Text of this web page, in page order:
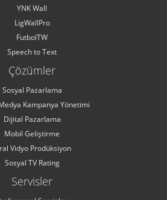
YNK Wall
LigWallPro
FutbolTW
Speech to Text
Çözümler
Sosyal Pazarlama
Kampanya Yönetimi
Dijital Pazarlama
Mobil Geliştirme
Vidyo Prodüksiyon
Sosyal TV Rating
Servisler